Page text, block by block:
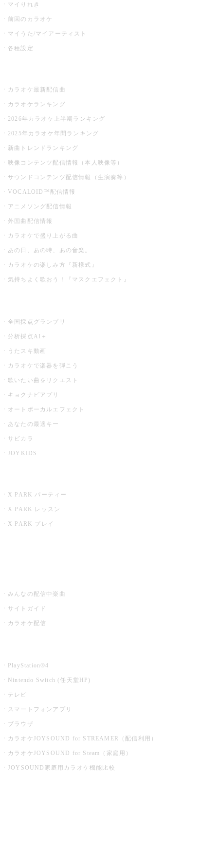
マイりれき
前回のカラオケ
マイうた/マイアーティスト
各種設定
カラオケ最新配信曲
カラオケランキング
2026年カラオケ上半期ランキング
2025年カラオケ年間ランキング
新曲トレンドランキング
映像コンテンツ配信情報（本人映像等）
サウンドコンテンツ配信情報（生演奏等）
VOCALOID™配信情報
アニメソング配信情報
外国曲配信情報
カラオケで盛り上がる曲
あの日、あの時、あの音楽。
カラオケの楽しみ方『新様式』
気持ちよく歌おう！『マスクエフェクト』
全国採点グランプリ
分析採点AI＋
うたスキ動画
カラオケで楽器を弾こう
歌いたい曲をリクエスト
キョクナビアプリ
オートボーカルエフェクト
あなたの最適キー
サビカラ
JOYKIDS
X PARK パーティー
X PARK レッスン
X PARK プレイ
みんなの配信中楽曲
サイトガイド
カラオケ配信
PlayStation®4
Nintendo Switch (任天堂HP)
テレビ
スマートフォンアプリ
ブラウザ
カラオケJOYSOUND for STREAMER（配信利用）
カラオケJOYSOUND for Steam（家庭用）
JOYSOUND家庭用カラオケ機能比較